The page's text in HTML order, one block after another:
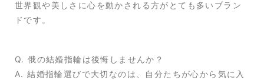
世界観や美しさに心を動かされる方がとても多いブラン
ドです。
Q. 俄の結婚指輪は後悔しませんか？
A. 結婚指輪選びで大切なのは、自分たちが心から気に入